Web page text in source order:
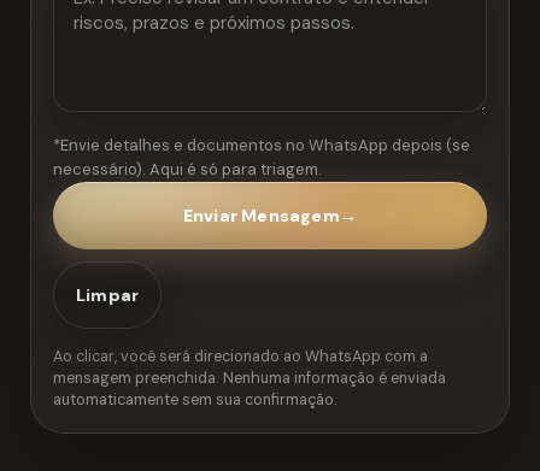
*Envie detalhes e documentos no WhatsApp depois (se
necessário). Aqui é só para triagem.
Enviar Mensagem →
Limpar
Ao clicar, você será direcionado ao WhatsApp com a
mensagem preenchida. Nenhuma informação é enviada
automaticamente sem sua confirmação.